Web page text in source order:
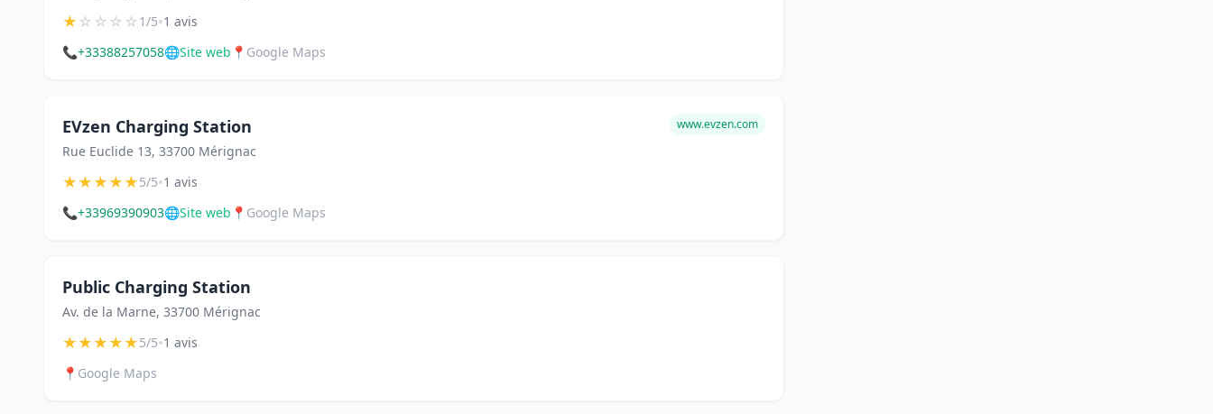
★☆☆☆☆1/5•1 avis
📞+33388257058🌐Site web 📍 Google Maps
EVzen Charging Station
Rue Euclide 13, 33700 Mérignac
www.evzen.com
★★★★★5/5•1 avis
📞+33969390903🌐Site web 📍 Google Maps
Public Charging Station
Av. de la Marne, 33700 Mérignac
★★★★★5/5•1 avis
📍 Google Maps